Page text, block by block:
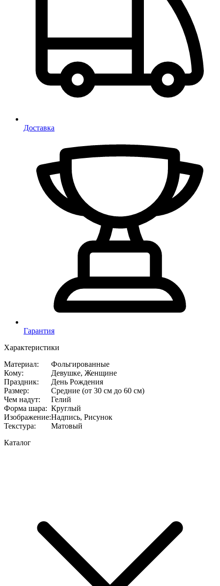
Доставка
Гарантия
Характеристики
Материал:
Фольгированные
Кому:
Девушке, Женщине
Праздник:
День Рождения
Размер:
Средние (от 30 см до 60 см)
Чем надут:
Гелий
Форма шара: Круглый
Изображение:Надпись, Рисунок
Текстура:
Матовый
Каталог